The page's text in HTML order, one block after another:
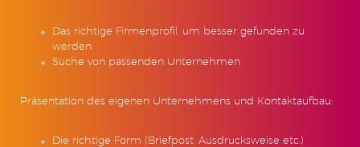
Das richtige Firmenprofil, um besser gefunden zu
werden
Suche von passenden Unternehmen
Präsentation des eigenen Unternehmens und Kontaktaufbau:
Die richtige Form (Briefpost, Ausdrucksweise etc.)